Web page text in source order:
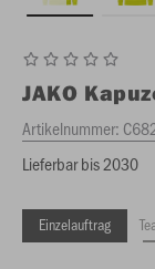
JAKO
Artikelnummer:
Lieferbar bis 2030
Einzelauftrag